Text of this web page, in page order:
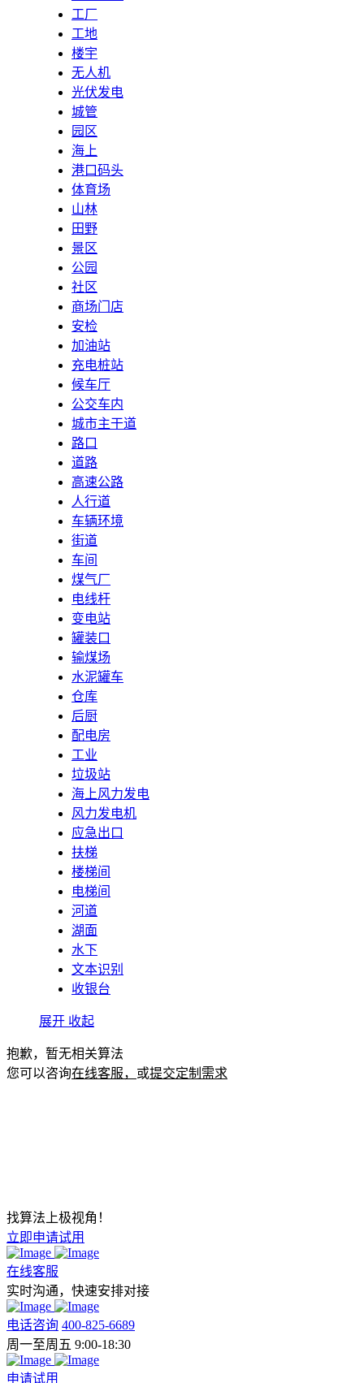
工厂
工地
楼宇
无人机
光伏发电
城管
园区
海上
港口码头
体育场
山林
田野
景区
公园
社区
商场门店
安检
加油站
充电桩站
候车厅
公交车内
城市主干道
路口
道路
高速公路
人行道
车辆环境
街道
车间
煤气厂
电线杆
变电站
罐装口
输煤场
水泥罐车
仓库
后厨
配电房
工业
垃圾站
海上风力发电
风力发电机
应急出口
扶梯
楼梯间
电梯间
河道
湖面
水下
文本识别
收银台
展开 收起
抱歉，暂无相关算法
您可以咨询在线客服， 或提交定制需求
找算法上极视角！
立即申请试用
在线客服
实时沟通，快速安排对接
电话咨询 400-825-6689
周一至周五 9:00-18:30
申请试用